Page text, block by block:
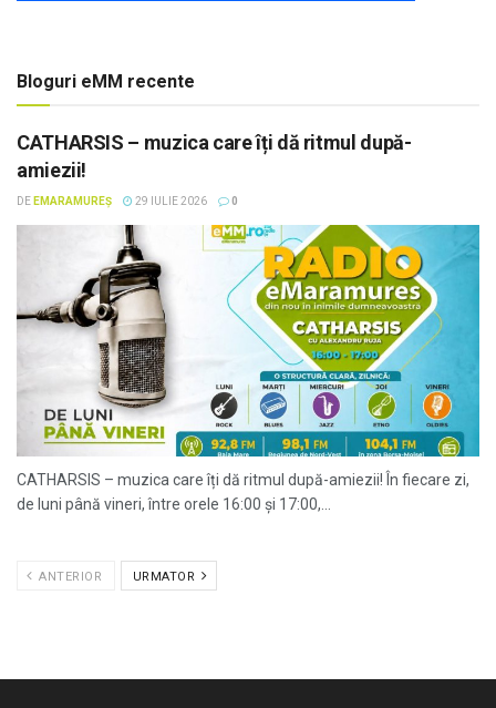
Bloguri eMM recente
CATHARSIS – muzica care îți dă ritmul după-
amiezii!
DE EMARAMUREȘ 29 IULIE 2026 0
CATHARSIS – muzica care îți dă ritmul după-amiezii! În fiecare zi,
de luni până vineri, între orele 16:00 și 17:00,...
ANTERIOR URMATOR